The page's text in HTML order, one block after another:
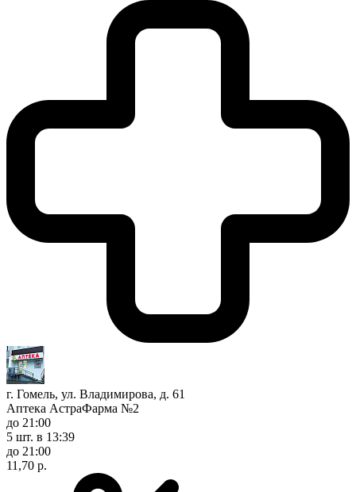
г. Гомель, ул. Владимирова, д. 61
Аптека АстраФарма №2
до 21:00
5 шт. в 13:39
до 21:00
11,70 р.